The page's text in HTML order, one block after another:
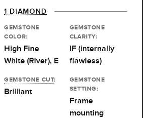
1 DIAMOND
GEMSTONE
COLOR:
High Fine
White (River), E
GEMSTONE
CLARITY:
IF (internally
flawless)
GEMSTONE CUT:
Brilliant
GEMSTONE
SETTING:
Frame
mounting